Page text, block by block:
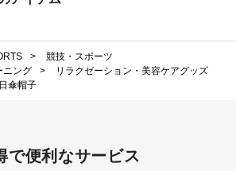
>
競技・スポーツ
ニング >
リラクゼーション・美容ケアグッズ
傘帽子
で便利なサービス